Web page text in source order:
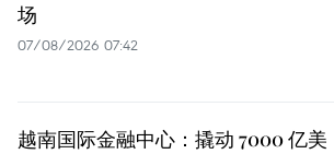
场
07/08/2026 07:42
越南国际金融中心：撬动 7000 亿美